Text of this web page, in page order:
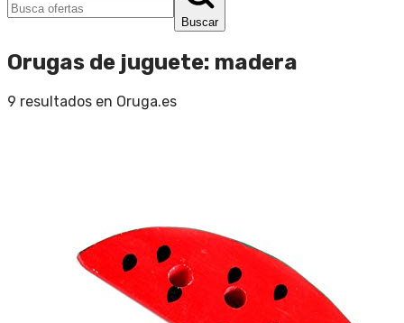
Buscar
Orugas de juguete: madera
9 resultados en Oruga.es